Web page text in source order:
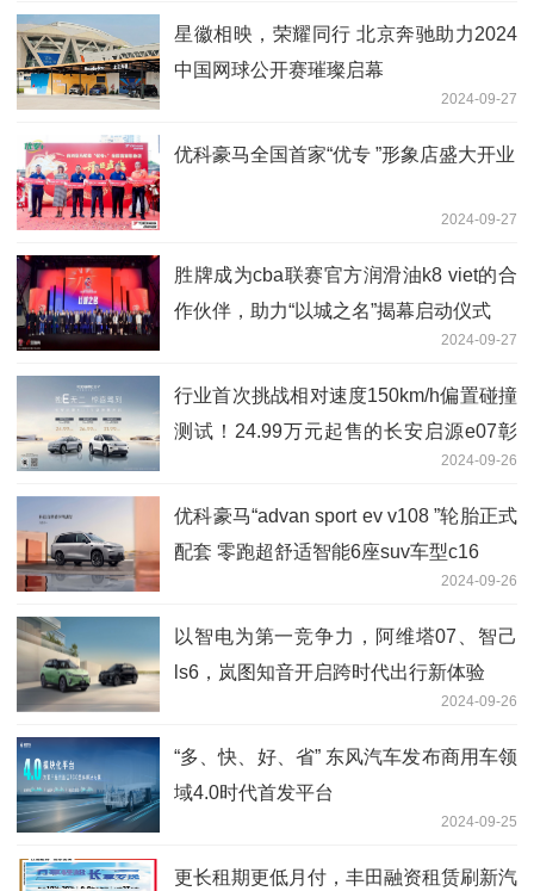
星徽相映，荣耀同行 北京奔驰助力2024
中国网球公开赛璀璨启幕
2024-09-27
优科豪马全国首家“优专 ”形象店盛大开业
2024-09-27
胜牌成为cba联赛官方润滑油k8 viet的合
作伙伴，助力“以城之名”揭幕启动仪式
2024-09-27
行业首次挑战相对速度150km/h偏置碰撞
测试！24.99万元起售的长安启源e07彰
2024-09-26
优科豪马“advan sport ev v108 ”轮胎正式
配套 零跑超舒适智能6座suv车型c16
2024-09-26
以智电为第一竞争力，阿维塔07、智己
ls6，岚图知音开启跨时代出行新体验
2024-09-26
“多、快、好、省” 东风汽车发布商用车领
域4.0时代首发平台
2024-09-25
更长租期更低月付，丰田融资租赁刷新汽